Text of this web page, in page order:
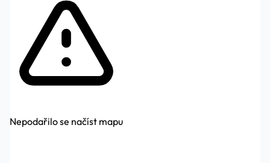
Nepodařilo se načíst mapu